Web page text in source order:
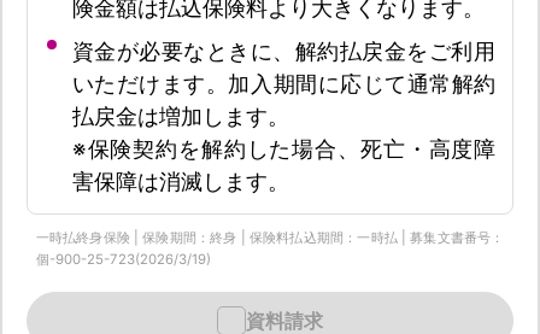
険金額は払込保険料より大きくなります。
資金が必要なときに、解約払戻金をご利用
いただけます。加入期間に応じて通常解約
払戻金は増加します。
※保険契約を解約した場合、死亡・高度障
害保障は消滅します。
一時払終身保険 | 保険期間：終身 | 保険料払込期間：一時払 | 募集文書番号：
個-900-25-723(2026/3/19)
資料請求